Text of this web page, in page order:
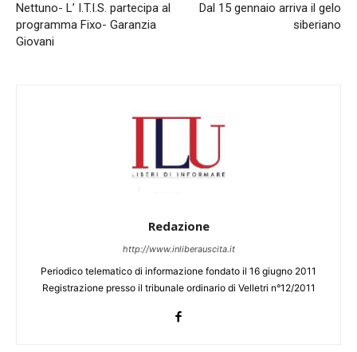
Nettuno- L’ I.T.I.S. partecipa al
programma Fixo- Garanzia
Giovani
Dal 15 gennaio arriva il gelo
siberiano
Redazione
http://www.inliberauscita.it
Periodico telematico di informazione fondato il 16 giugno 2011
Registrazione presso il tribunale ordinario di Velletri n°12/2011